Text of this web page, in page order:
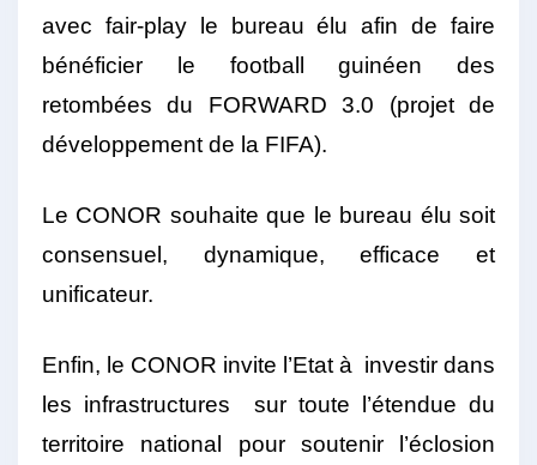
avec fair-play le bureau élu afin de faire
bénéficier le football guinéen des
retombées du FORWARD 3.0 (projet de
développement de la FIFA).
Le CONOR souhaite que le bureau élu soit
consensuel, dynamique, efficace et
unificateur.
Enfin, le CONOR invite l’Etat à investir dans
les infrastructures sur toute l’étendue du
territoire national pour soutenir l’éclosion